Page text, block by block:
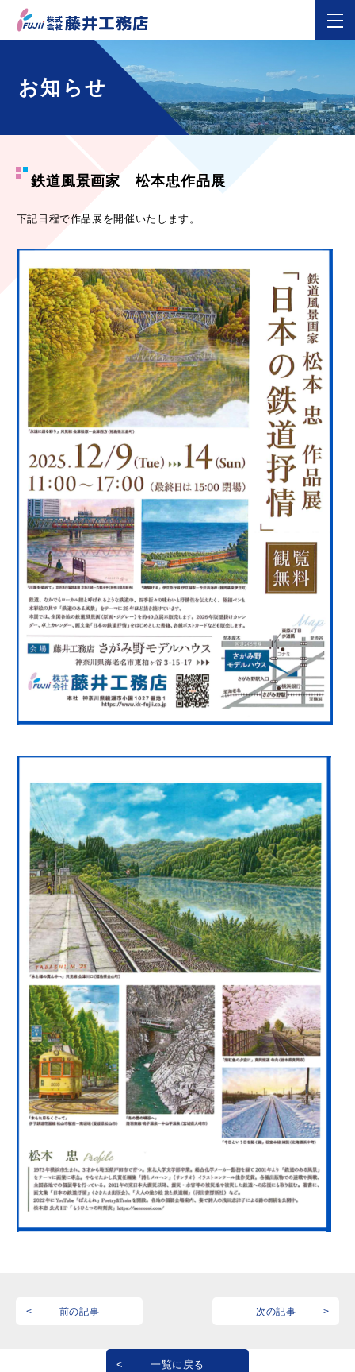
お知らせ
鉄道風景画家 松本忠作品展
下記日程で作品展を開催いたします。
前の記事 次の記事
一覧に戻る